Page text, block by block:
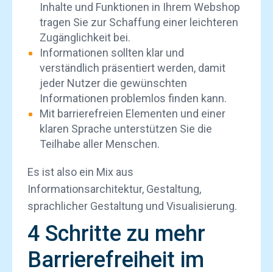
Inhalte und Funktionen in Ihrem Webshop
tragen Sie zur Schaffung einer leichteren
Zugänglichkeit bei.
Informationen sollten klar und
verständlich präsentiert werden, damit
jeder Nutzer die gewünschten
Informationen problemlos finden kann.
Mit barrierefreien Elementen und einer
klaren Sprache unterstützen Sie die
Teilhabe aller Menschen.
Es ist also ein Mix aus
Informationsarchitektur, Gestaltung,
sprachlicher Gestaltung und Visualisierung.
4 Schritte zu mehr
Barrierefreiheit im